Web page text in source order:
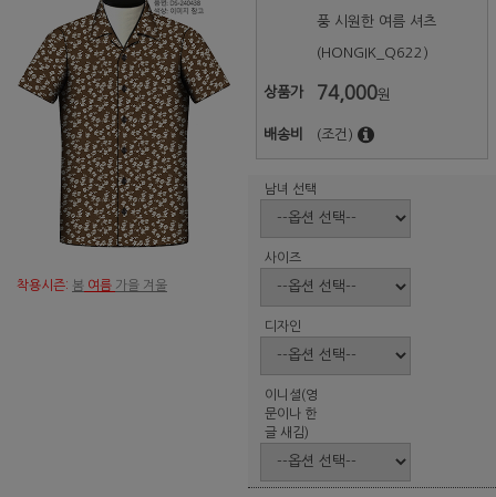
착용시즌: 봄 여름 가을 겨울
풍 시원한 여름 셔츠
(HONGIK_Q622)
상품가 74,000원
배송비 (조건)
남녀 선택
사이즈
디자인
이니셜(영
문이나 한
글 새김)